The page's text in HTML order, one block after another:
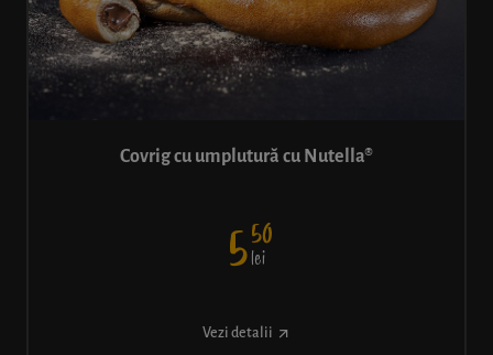
Covrig cu umplutură cu Nutella®
550
lei
Vezi detalii